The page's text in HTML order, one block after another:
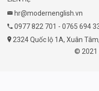
hr@modernenglish.vn
0977 822 701 - 0765 694
2324 Quốc lộ 1A, Xuân
© 2021